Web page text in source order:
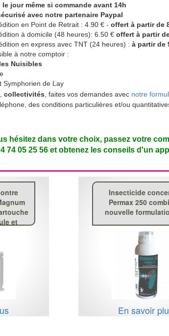
jour même si commande avant 14h
avec notre partenaire Paypal
en Point de Retrait : 4.90 € - offert à partir de
à domicile (48 heures): 6.50 € offert à partir
en express avec TNT (24 heures) : à partir de
à notre comptoir :
Nuisibles
Symphorien de Lay
collectivités , faites vos demandes avec notre
des conditions particulières et/ou
hésitez dans votre choix, passez votre
74 05 25 56 et obtenez les conseils d'un
et
Insecticide
Permax 250
nouvelle
En savoir